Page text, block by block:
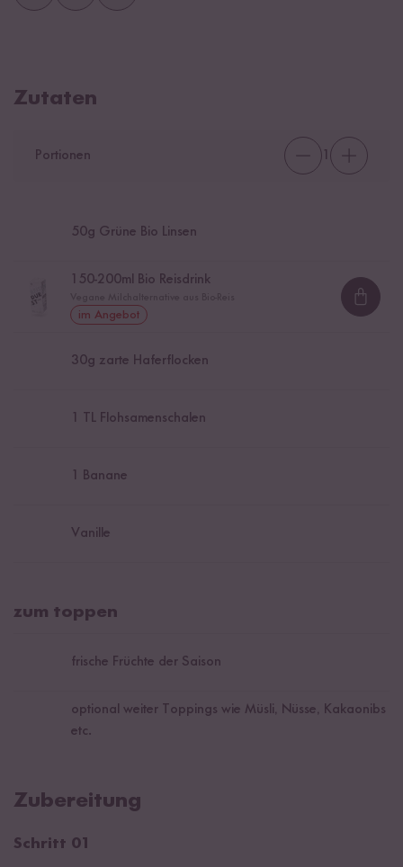
Zutaten
Portionen
50g Grüne Bio Linsen
150-200ml Bio Reisdrink
im Angebot
30g zarte Haferflocken
1 TL Flohsamenschalen
1 Banane
Vanille
zum toppen
frische Früchte der Saison
optional weiter Toppings wie Müsli, Nüsse, Kakaonibs
etc.
Zubereitung
Schritt 01